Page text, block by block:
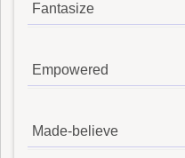
Fantasize
Empowered
Made-believe